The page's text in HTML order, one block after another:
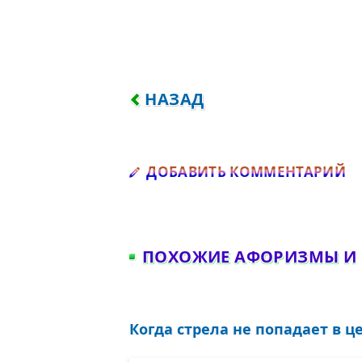
ПРЕДЫДУЩИЙ: КОГДА
НАЗАД
ДОБАВИТЬ КОММЕНТАРИЙ
ПОХОЖИЕ АФОРИЗМЫ И
Когда стрела не попадает в